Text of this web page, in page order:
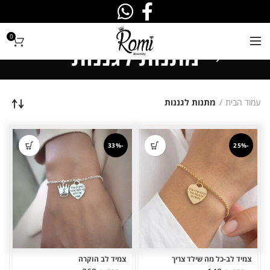
0
מתנות לגננות
עמוד הבית מתנות לגננות
-25%
צמיד לב-כל מה שילד צריך
-33%
צמיד לב הוקרה